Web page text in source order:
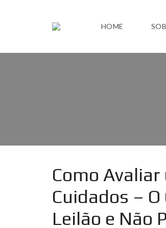
HOME
Como
Cuidados –
Leilão e Não